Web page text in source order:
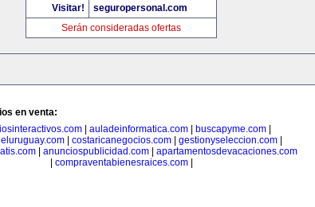
Visitar!
seguropersonal.com
Serán consideradas ofertas
en venta:
| auladeinformatica.com| buscapyme.com|
| costaricanegocios.com| gestionyseleccion.com|
anunciospublicidad.com
apartamentosdevacaciones.com
compraventabienesraices.com|